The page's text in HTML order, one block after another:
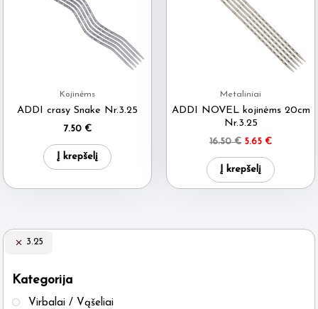
3.25
Kategorija
Virbalai / Vąšeliai
Kojinėms
ADDI crasy Snake Nr.3.25
7.50 €
Į krepšelį
Metaliniai
ADDI NOVEL kojinėms 20cm
Nr.3.25
16.50€ Original
was:
16.50 €.
5.65 €Current
is:
5.65 €.
Į krepšelį